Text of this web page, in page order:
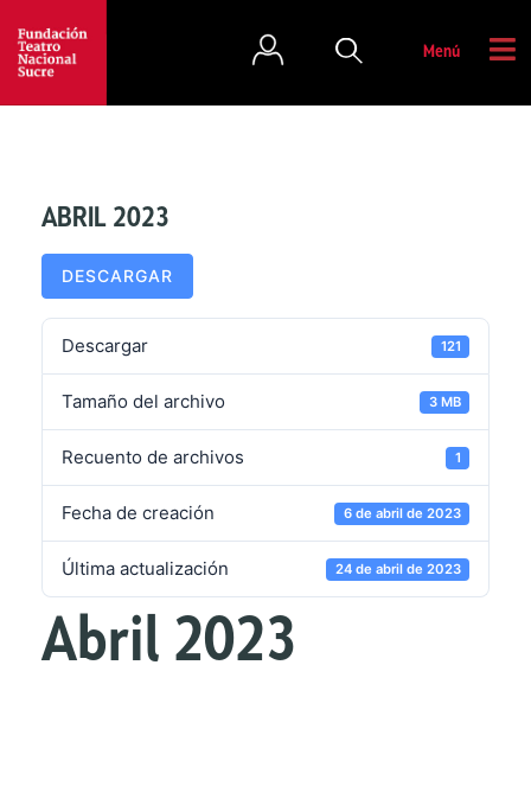
Menú
ABRIL 2023
DESCARGAR
Descargar 121
Tamaño del archivo 3 MB
Recuento de archivos 1
Fecha de creación 6 de abril de 2023
Última actualización 24 de abril de 2023
Abril 2023